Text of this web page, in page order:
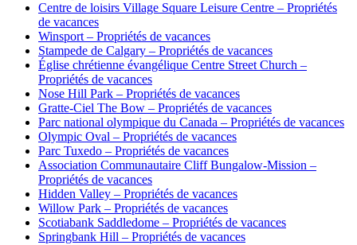
Centre de loisirs Village Square Leisure Centre – Propriétés
de vacances
Winsport – Propriétés de vacances
Stampede de Calgary – Propriétés de vacances
Église chrétienne évangélique Centre Street Church –
Propriétés de vacances
Nose Hill Park – Propriétés de vacances
Gratte-Ciel The Bow – Propriétés de vacances
Parc national olympique du Canada – Propriétés de vacances
Olympic Oval – Propriétés de vacances
Parc Tuxedo – Propriétés de vacances
Association Communautaire Cliff Bungalow-Mission –
Propriétés de vacances
Hidden Valley – Propriétés de vacances
Willow Park – Propriétés de vacances
Scotiabank Saddledome – Propriétés de vacances
Springbank Hill – Propriétés de vacances